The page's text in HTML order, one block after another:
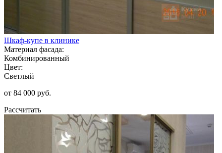
Шкаф-купе в клинике
Материал фасада:
Комбинированный
Цвет:
Светлый
от 84 000 руб.
Рассчитать